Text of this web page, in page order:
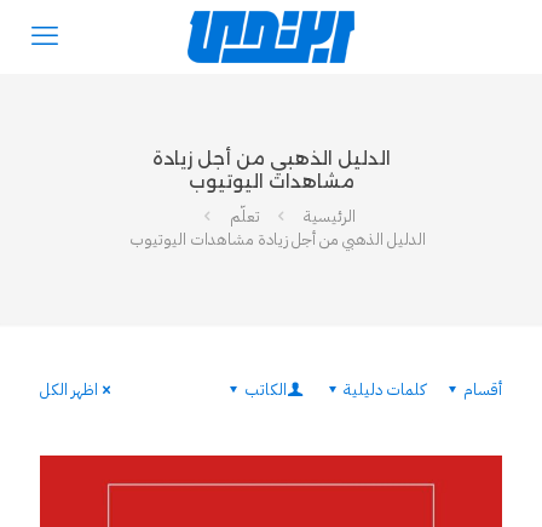
الدليل الذهبي من أجل زيادة
مشاهدات اليوتيوب
الرئيسية
تعلّم
الدليل الذهبي من أجل زيادة مشاهدات اليوتيوب
أقسام كلمات دليلية الكاتب اظهر الكل